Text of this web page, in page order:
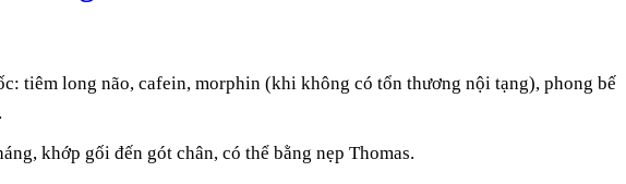
tiêm long não, cafein, morphin (khi không có tổn thương nội tạng), phong bế
khớp gối đến gót chân, có thể bằng nẹp Thomas.